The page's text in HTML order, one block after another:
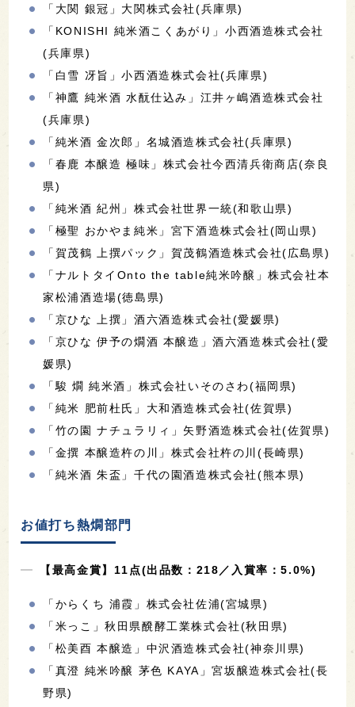
「大関 銀冠」大関株式会社(兵庫県)
「KONISHI 純米酒こくあがり」小西酒造株式会社
(兵庫県)
「白雪 冴旨」小西酒造株式会社(兵庫県)
「神鷹 純米酒 水酛仕込み」江井ヶ嶋酒造株式会社
(兵庫県)
「純米酒 金次郎」名城酒造株式会社(兵庫県)
「春鹿 本醸造 極味」株式会社今西清兵衛商店(奈良
県)
「純米酒 紀州」株式会社世界一統(和歌山県)
「極聖 おかやま純米」宮下酒造株式会社(岡山県)
「賀茂鶴 上撰パック」賀茂鶴酒造株式会社(広島県)
「ナルトタイOnto the table純米吟醸」株式会社本
家松浦酒造場(徳島県)
「京ひな 上撰」酒六酒造株式会社(愛媛県)
「京ひな 伊予の燗酒 本醸造」酒六酒造株式会社(愛
媛県)
「駿 燗 純米酒」株式会社いそのさわ(福岡県)
「純米 肥前杜氏」大和酒造株式会社(佐賀県)
「竹の園 ナチュラリィ」矢野酒造株式会社(佐賀県)
「金撰 本醸造杵の川」株式会社杵の川(長崎県)
「純米酒 朱盃」千代の園酒造株式会社(熊本県)
お値打ち熱燗部門
【最高金賞】11点(出品数：218／入賞率：5.0%)
「からくち 浦霞」株式会社佐浦(宮城県)
「米っこ」秋田県醗酵工業株式会社(秋田県)
「松美酉 本醸造」中沢酒造株式会社(神奈川県)
「真澄 純米吟醸 茅色 KAYA」宮坂醸造株式会社(長
野県)